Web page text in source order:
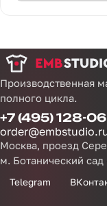
Производственная
полного цикла.
+7 (495) 128-
Москва, проезд
м. Ботанический сад
Telegram